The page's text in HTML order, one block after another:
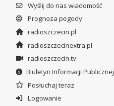
Wyślij do nas wiadomość
Prognoza pogody
radioszczecin.pl
radioszczecinextra.pl
radioszczecin.tv
Biuletyn Informacji Publicznej
Posłuchaj teraz
Logowanie